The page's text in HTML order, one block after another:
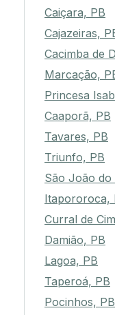
Caiçara, PB
Cajazeiras,
Cacimba de
Marcação,
Princesa
Caaporã, PB
Tavares, PB
Triunfo, PB
São João do
Itapororoca,
Curral de
Damião, PB
Lagoa, PB
Taperoá, PB
Pocinhos, PB